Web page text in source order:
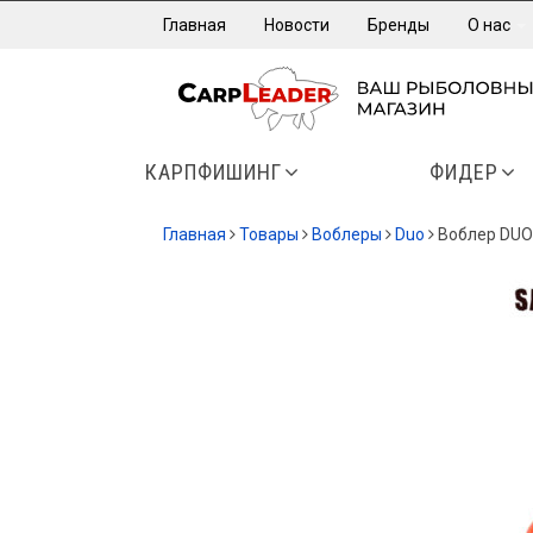
Главная Новости Бренды О нас
КАРПФИШИНГ ФИДЕР
Главная Товары Воблеры Duo Воблер